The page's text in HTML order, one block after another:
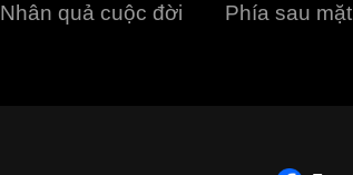
Nhân quả cuộc đời Phía sau